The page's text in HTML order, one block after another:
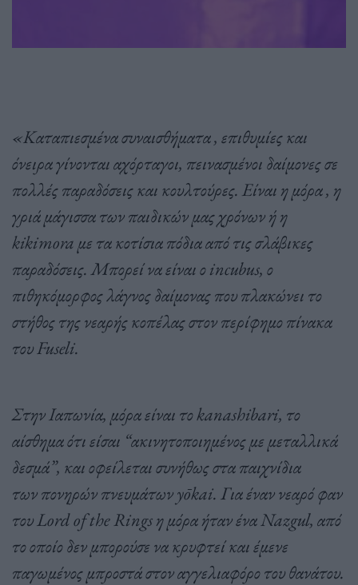
«Καταπιεσμένα συναισθήματα , επιθυμίες και
όνειρα γίνονται αχόρταγοι, πεινασμένοι δαίμονες σε
πολλές παραδόσεις και κουλτούρες. Είναι η μόρα , η
γριά μάγισσα των παιδικών μας χρόνων ή η
kikimora με τα κοτίσια πόδια από τις σλάβικες
παραδόσεις. Μπορεί να είναι ο incubus, ο
πιθηκόμορφος λάγνος δαίμονας που πλακώνει το
στήθος της νεαρής κοπέλας στον περίφημο πίνακα
του Fuseli.
Στην Ιαπωνία, μόρα είναι το kanashibari, το
αίσθημα ότι είσαι “ακινητοποιημένος με μεταλλικά
δεσμά”, και οφείλεται συνήθως στα παιχνίδια
των πονηρών πνευμάτων yōkai. Για έναν νεαρό φαν
του Lord of the Rings η μόρα ήταν ένα Nazgul, από
το οποίο δεν μπορούσε να κρυφτεί και έμενε
παγωμένος μπροστά στον αγγελιαφόρο του θανάτου.